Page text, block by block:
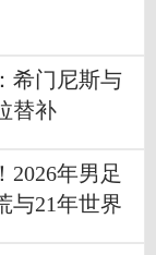
希门尼斯与
替补
2026年男足
与21年世界